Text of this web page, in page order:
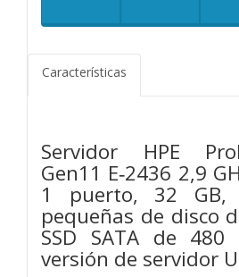
Características
Servidor HPE
Gen11 E‑2436 2,9
1 puerto, 32 GB,
pequeñas de disco
SSD SATA de
versión de servidor